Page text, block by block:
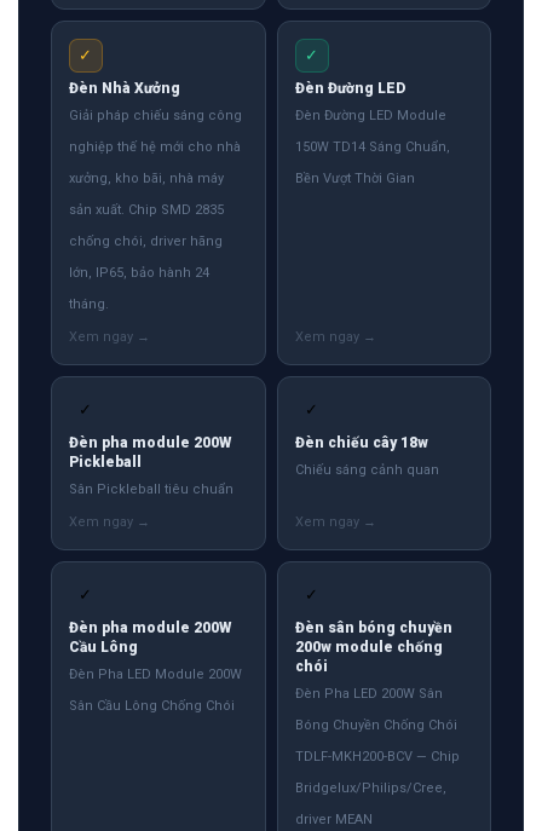
✓
Đèn Nhà Xưởng
Giải pháp chiếu sáng công
nghiệp thế hệ mới cho nhà
xưởng, kho bãi, nhà máy
sản xuất. Chip SMD 2835
chống chói, driver hãng
lớn, IP65, bảo hành 24
tháng.
✓
Đèn Đường LED
Đèn Đường LED Module
150W TD14 Sáng Chuẩn,
Bền Vượt Thời Gian
✓
Đèn pha module 200W
Pickleball
Sân Pickleball tiêu chuẩn
✓
Đèn chiếu cây 18w
Chiếu sáng cảnh quan
✓
Đèn pha module 200W
Cầu Lông
Đèn Pha LED Module 200W
Sân Cầu Lông Chống Chói
✓
Đèn sân bóng chuyền
200w module chống
chói
Đèn Pha LED 200W Sân
Bóng Chuyền Chống Chói
TDLF-MKH200-BCV — Chip
Bridgelux/Philips/Cree,
driver MEAN